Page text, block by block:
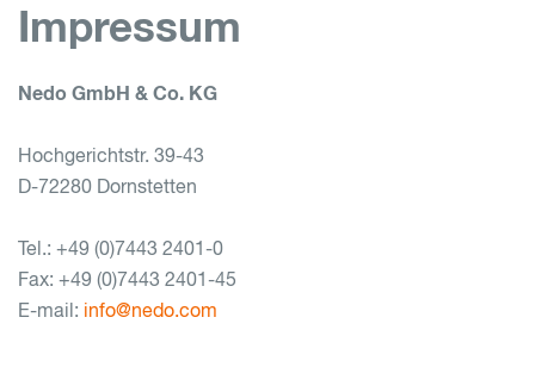
Impressum
Nedo GmbH & Co. KG
Hochgerichtstr. 39-43
D-72280 Dornstetten
Tel.: +49 (0)7443 2401-0
Fax: +49 (0)7443 2401-45
E-mail: info@nedo.com